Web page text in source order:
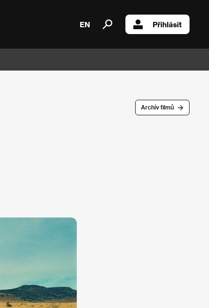
EN Přihlásit
Archív filmů